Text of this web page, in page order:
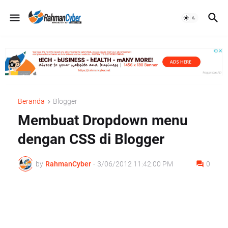
Beranda Blogger
Membuat Dropdown menu
dengan CSS di Blogger
by RahmanCyber - 3/06/2012 11:42:00 PM 0